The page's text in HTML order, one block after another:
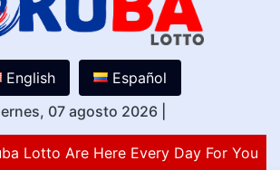
English
Español
07 agosto 2026
Lotto Are Here Every Day For You